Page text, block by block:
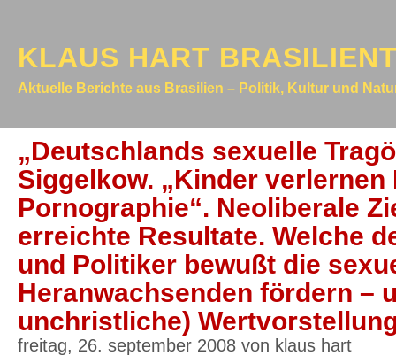
KLAUS HART
Aktuelle Berichte aus Brasilien – Politik, Kultur und
„Deutschlands sexuelle
Siggelkow. „Kinder verlernen
Pornographie“. Neoliberale
erreichte Resultate. Welche
und Politiker bewußt die
Heranwachsenden fördern –
unchristliche)
freitag, 26. september 2008 von klaus hart